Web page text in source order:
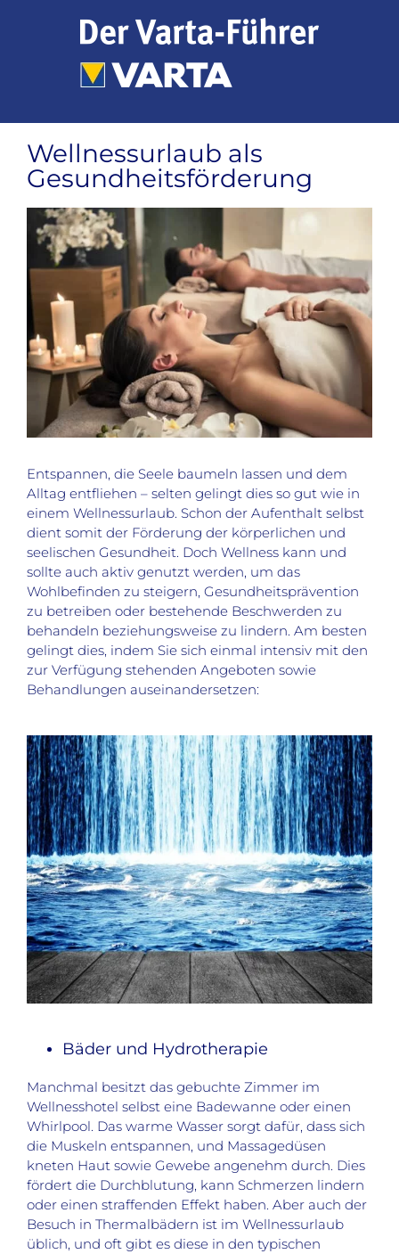
Wellnessurlaub als
Gesundheitsförderung
Zeige
grösseres
Bild
Entspannen, die Seele baumeln lassen und dem
Alltag entfliehen – selten gelingt dies so gut wie in
einem Wellnessurlaub. Schon der Aufenthalt selbst
dient somit der Förderung der körperlichen und
seelischen Gesundheit. Doch Wellness kann und
sollte auch aktiv genutzt werden, um das
Wohlbefinden zu steigern, Gesundheitsprävention
zu betreiben oder bestehende Beschwerden zu
behandeln beziehungsweise zu lindern. Am besten
gelingt dies, indem Sie sich einmal intensiv mit den
zur Verfügung stehenden Angeboten sowie
Behandlungen auseinandersetzen:
Bäder und Hydrotherapie
Manchmal besitzt das gebuchte Zimmer im
Wellnesshotel selbst eine Badewanne oder einen
Whirlpool. Das warme Wasser sorgt dafür, dass sich
die Muskeln entspannen, und Massagedüsen
kneten Haut sowie Gewebe angenehm durch. Dies
fördert die Durchblutung, kann Schmerzen lindern
oder einen straffenden Effekt haben. Aber auch der
Besuch in Thermalbädern ist im Wellnessurlaub
üblich, und oft gibt es diese in den typischen